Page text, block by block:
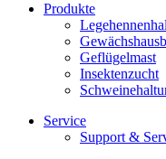
Produkte
Geflügelmast
Insektenzucht
Service
Support &